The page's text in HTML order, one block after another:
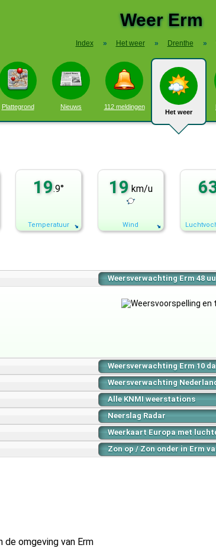
Weer Erm
Index » Het weer » Drenthe »
Plattegrond Nieuws 112 meldingen
Het weer
19.9°
Temperatuur
19 km/u
Wind
Weersverwachting Erm 48
Weersverwachting Erm 10
Weersverwachting
Alle KNMI weerstations
Neerslag Radar
Weerkaart Europa met
Zon op / Zon onder in Erm
de omgeving van Erm